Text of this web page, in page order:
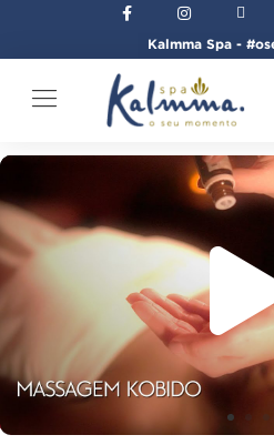
Kalmma Spa -
Início → Bem-estar Facial